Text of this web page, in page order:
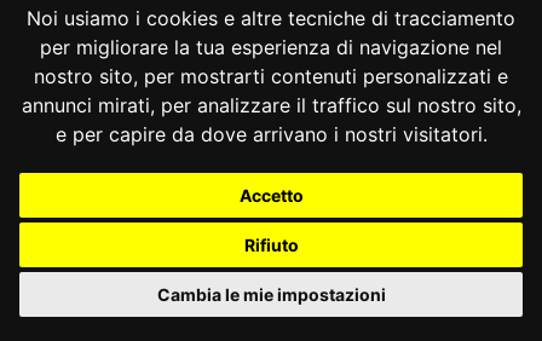
Noi usiamo i cookies e altre tecniche di tracciamento
per migliorare la tua esperienza di navigazione nel
nostro sito, per mostrarti contenuti personalizzati e
annunci mirati, per analizzare il traffico sul nostro sito,
e per capire da dove arrivano i nostri visitatori.
Accetto
Rifiuto
Cambia le mie impostazioni
dati certi e monitorati, anche a seguito di
verifica effettuata a livello centrale in
contraddittorio con le regioni.
A ciò si aggiunge che le spese, per beni e
servizi sanitari nel 1993, avrebbero superato
"notevolmente" il limite dell'andamento generale
Sul comma 5 dell'art. 6, censurato dalla
sola Regione Siciliana si rileva che le misure in
esso previste sono rivolte a razionalizzare la
recente disciplina di principio senza stravolgere